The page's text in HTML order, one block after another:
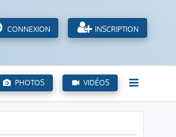
CONNEXION INSCRIPTION
PHOTOS VIDÉOS